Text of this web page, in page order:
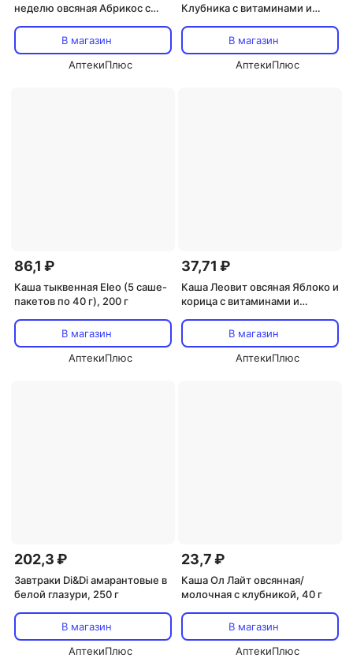
неделю овсяная Абрикос с
микроэлементами, 40 г
В магазин
АптекиПлюс
Клубника с витаминами и
В магазин
АптекиПлюс
86,1 ₽
Каша тыквенная Eleo (5 саше-
пакетов по 40 г), 200 г
В магазин
АптекиПлюс
37,71 ₽
Каша Леовит овсяная Яблоко и
корица с витаминами и
В магазин
АптекиПлюс
202,3 ₽
Завтраки Di&Di амарантовые в
белой глазури, 250 г
В магазин
АптекиПлюс
23,7 ₽
Каша Ол Лайт овсянная/
молочная с клубникой, 40 г
В магазин
АптекиПлюс